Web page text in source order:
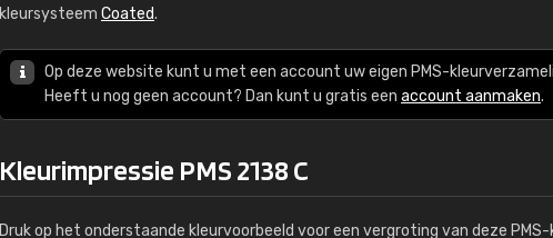
kleursysteem Coated.
Op deze website kunt u met een account uw eigen PMS-
Heeft u nog geen account? Dan kunt u gratis een account aanmaken.
Kleurimpressie PMS 2138 C
Druk op het onderstaande kleurvoorbeeld voor een vergroting van deze PMS-